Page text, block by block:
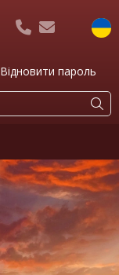
Відновити пароль